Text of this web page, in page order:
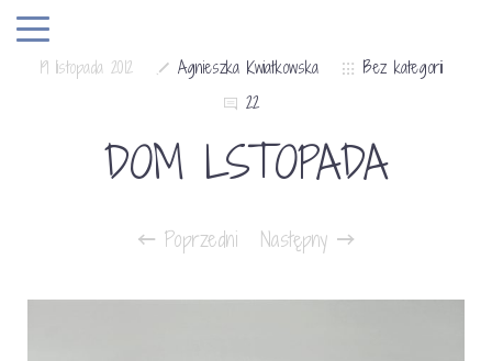
19 listopada 2012 Agnieszka Kwiatkowska
Bez kategorii
22
DOM LSTOPADA
Poprzedni Następny